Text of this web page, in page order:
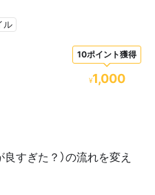
ル
10ポイント獲得
¥1,000
すぎた？）の流れを変え